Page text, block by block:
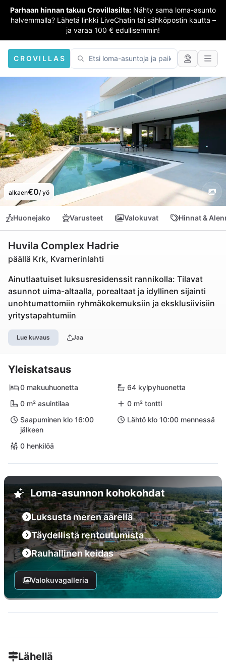
Parhaan hinnan takuu Crovillasilta: Nähty sama loma-asunto
halvemmalla? Lähetä linkki LiveChatin tai sähköpostin kautta –
ja varaa 100 € edullisemmin!
CROVILLAS
alkaen€0/ yö
Huonejako Varusteet Valokuvat Hinnat &
Huvila Complex Hadrie
päällä Krk, Kvarnerinlahti
Ainutlaatuiset luksusresidenssit rannikolla: Tilavat
asunnot uima-altaalla, porealtaat ja idyllinen sijainti
unohtumattomiin ryhmäkokemuksiin ja eksklusiivisiin
yritystapahtumiin
Lue kuvaus Jaa
Yleiskatsaus
0 makuuhuonetta
64 kylpyhuonetta
0 m² asuintilaa
0 m² tontti
Saapuminen klo 16:00
jälkeen
Lähtö klo 10:00 mennessä
0 henkilöä
Loma-asunnon kohokohdat
Luksusta meren äärellä
Täydellistä rentoutumista
Rauhallinen keidas
Valokuvagalleria
Lähellä